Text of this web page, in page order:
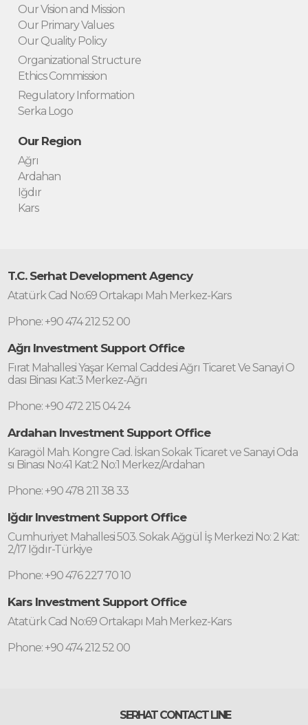
Our Vision and Mission
Our Primary Values
Our Quality Policy
Organizational Structure
Ethics Commission
Regulatory Information
Serka Logo
Our Region
Ağrı
Ardahan
Iğdır
Kars
T.C. Serhat Development Agency
Atatürk Cad No:69 Ortakapı Mah Merkez-Kars
Phone: +90 474 212 52 00
Ağrı Investment Support Office
Fırat Mahallesi Yaşar Kemal Caddesi Ağrı Ticaret Ve Sanayi O
dası Binası Kat:3 Merkez-Ağrı
Phone: +90 472 215 04 24
Ardahan Investment Support Office
Karagöl Mah. Kongre Cad. İskan Sokak Ticaret ve Sanayi Oda
sı Binası No:41 Kat:2 No:1 Merkez/Ardahan
Phone: +90 478 211 38 33
Iğdır Investment Support Office
Cumhuriyet Mahallesi 503. Sokak Ağgül İş Merkezi No: 2 Kat:
2/17 Iğdır-Türkiye
Phone: +90 476 227 70 10
Kars Investment Support Office
Atatürk Cad No:69 Ortakapı Mah Merkez-Kars
Phone: +90 474 212 52 00
SERHAT CONTACT LINE